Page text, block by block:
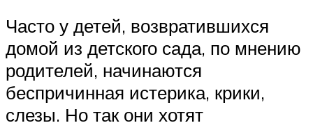
Часто у детей, возвратившихся
домой из детского сада, по мнению
родителей, начинаются
беспричинная истерика, крики,
слезы. Но так они хотят